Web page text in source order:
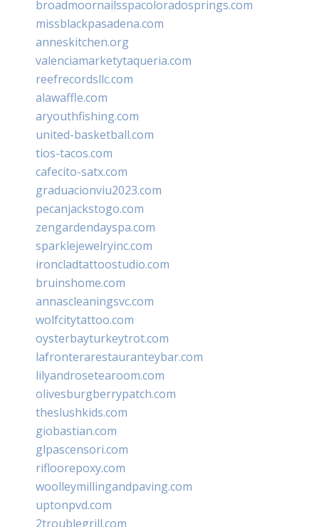
broadmoornailsspacoloradosprings.com
missblackpasadena.com
anneskitchen.org
valenciamarketytaqueria.com
reefrecordsllc.com
alawaffle.com
aryouthfishing.com
united-basketball.com
tios-tacos.com
cafecito-satx.com
graduacionviu2023.com
pecanjackstogo.com
zengardendayspa.com
sparklejewelryinc.com
ironcladtattoostudio.com
bruinshome.com
annascleaningsvc.com
wolfcitytattoo.com
oysterbayturkeytrot.com
lafronterarestauranteybar.com
lilyandrosetearoom.com
olivesburgberrypatch.com
theslushkids.com
giobastian.com
glpascensori.com
rifloorepoxy.com
woolleymillingandpaving.com
uptonpvd.com
2troublegrill.com